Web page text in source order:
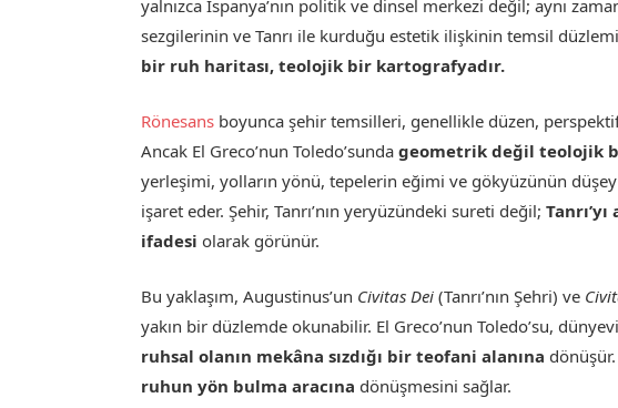
yalnızca İspanya’nın politik ve dinsel merkezi değil; aynı
sezgilerinin ve Tanrı ile kurduğu estetik ilişkinin temsil
bir ruh haritası, teolojik bir kartografyadır.
Rönesans boyunca şehir temsilleri, genellikle düzen,
Ancak El Greco’nun Toledo’sundageometrik değil teolojik
yerleşimi, yolların yönü, tepelerin eğimi ve gökyüzünün
işaret eder. Şehir, Tanrı’nın yeryüzündeki sureti değil;
ifadesi olarak görünür.
Bu yaklaşım, Augustinus’un Civitas Dei (Tanrı’nın Şehri) ve
yakın bir düzlemde okunabilir. El Greco’nun Toledo’su,
ruhsal olanın mekâna sızdığı bir teofani alanına
ruhun yön bulma aracına dönüşmesini sağlar.